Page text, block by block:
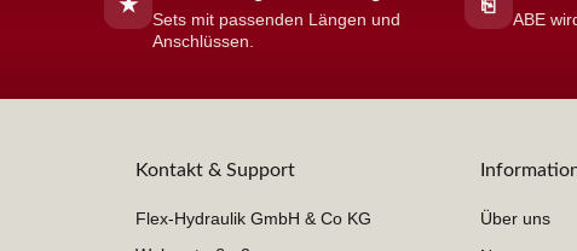
Sets mit passenden Längen und
Anschlüssen.
ABE
Kontakt & Support
Flex-Hydraulik GmbH & Co KG
Über uns